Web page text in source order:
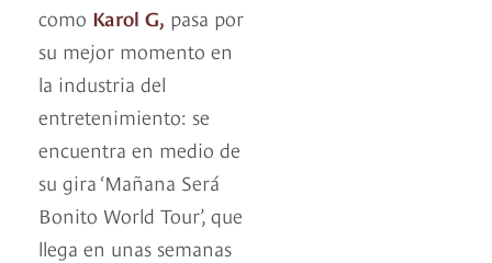
como Karol G, pasa por
su mejor momento en
la industria del
entretenimiento: se
encuentra en medio de
su gira ‘Mañana Será
Bonito World Tour’, que
llega en unas semanas